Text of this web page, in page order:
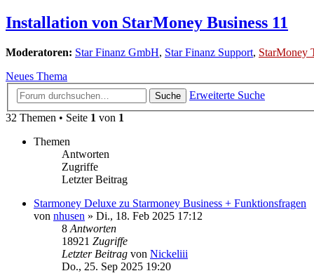
Installation von StarMoney Business 11
Moderatoren: Star Finanz GmbH, Star Finanz Support, StarMoney
Neues Thema
Suche
Erweiterte Suche
32 Themen • Seite 1 von 1
Themen
Antworten
Zugriffe
Letzter Beitrag
Starmoney Deluxe zu Starmoney Business + Funktionsfragen
von nhusen » Di., 18. Feb 2025 17:12
8 Antworten
18921 Zugriffe
Letzter Beitrag von Nickeliii
Do., 25. Sep 2025 19:20